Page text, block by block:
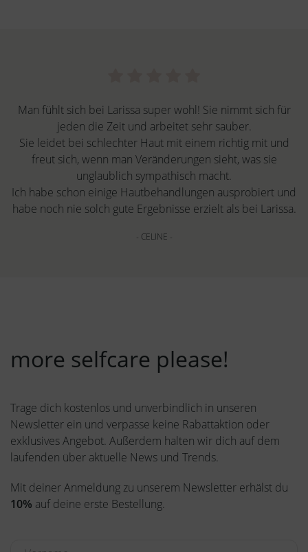
Man fühlt sich bei Larissa super wohl! Sie nimmt sich für
jeden die Zeit und arbeitet sehr sauber.
Sie leidet bei schlechter Haut mit einem richtig mit und
freut sich, wenn man Veränderungen sieht, was sie
unglaublich sympathisch macht.
Ich habe schon einige Hautbehandlungen ausprobiert und
habe noch nie solch gute Ergebnisse erzielt als bei Larissa.
- CELINE -
more selfcare please!
Trage dich kostenlos und unverbindlich in unseren
Newsletter ein und verpasse keine Rabattaktion oder
exklusives Angebot. Außerdem halten wir dich auf dem
laufenden über aktuelle News und Trends.
Mit deiner Anmeldung zu unserem Newsletter erhälst du
10% auf deine erste Bestellung.